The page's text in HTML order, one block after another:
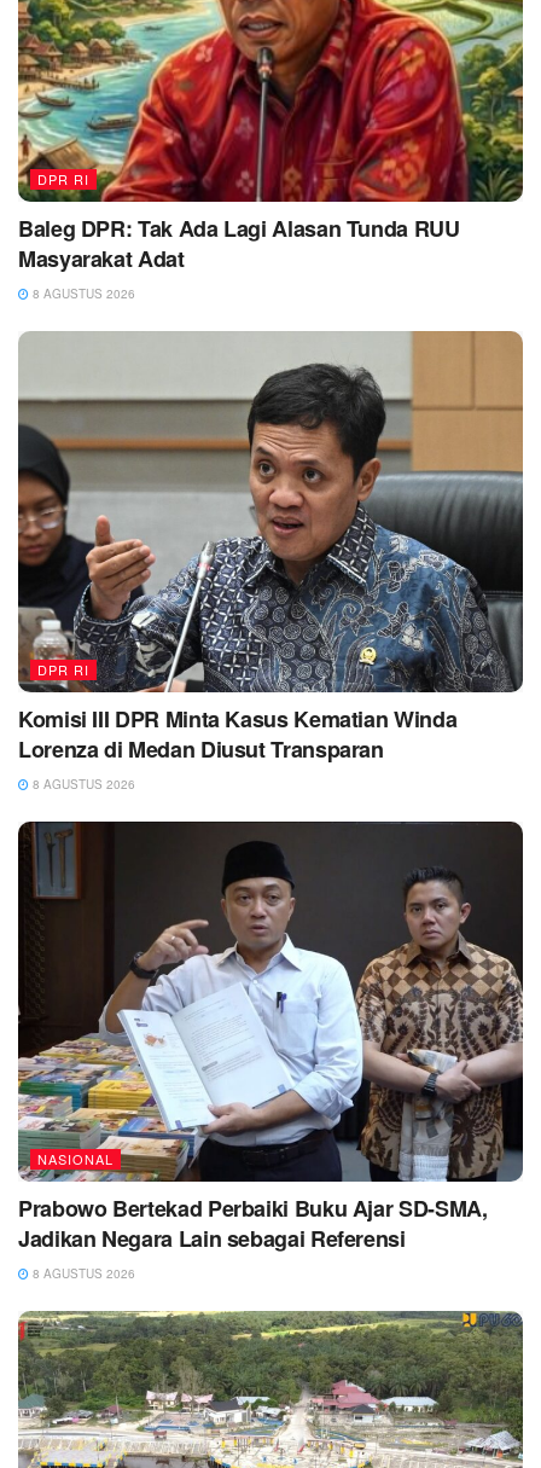
DPR RI
Baleg DPR: Tak Ada Lagi Alasan Tunda RUU
Masyarakat Adat
8 AGUSTUS 2026
DPR RI
Komisi III DPR Minta Kasus Kematian Winda
Lorenza di Medan Diusut Transparan
8 AGUSTUS 2026
NASIONAL
Prabowo Bertekad Perbaiki Buku Ajar SD-SMA,
Jadikan Negara Lain sebagai Referensi
8 AGUSTUS 2026